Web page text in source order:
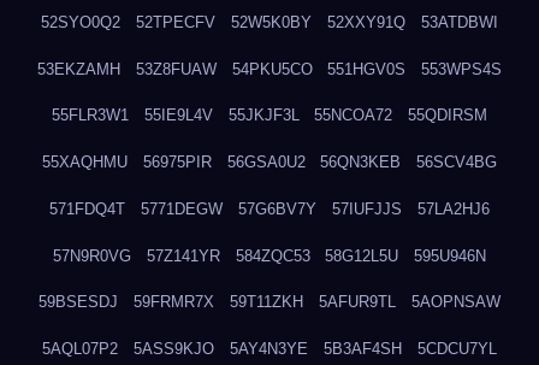
52SYO0Q2 52TPECFV 52W5K0BY 52XXY91Q 53ATDBWI
53EKZAMH 53Z8FUAW 54PKU5CO 551HGV0S 553WPS4S
55FLR3W1 55IE9L4V 55JKJF3L 55NCOA72 55QDIRSM
55XAQHMU 56975PIR 56GSA0U2 56QN3KEB 56SCV4BG
571FDQ4T 5771DEGW 57G6BV7Y 57IUFJJS 57LA2HJ6
57N9R0VG 57Z141YR 584ZQC53 58G12L5U 595U946N
59BSESDJ 59FRMR7X 59T11ZKH 5AFUR9TL 5AOPNSAW
5AQL07P2 5ASS9KJO 5AY4N3YE 5B3AF4SH 5CDCU7YL